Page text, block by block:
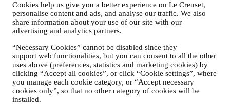
Cookies help us give you a better experience on Le Creuset,
personalise content and ads, and analyse our traffic. We also
share information about your use of our site with our
advertising and analytics partners.
“Necessary Cookies” cannot be disabled since they
support web functionalities, but you can consent to all the other
uses above (preferences, statistics and marketing cookies) by
clicking “Accept all cookies”, or click “Cookie settings”, where
you manage each cookie category, or “Accept necessary
cookies only”, so that no other category of cookies will be
installed.
soit complètement traitée.
C’est vous qui contrôlez vos données
N'oubliez pas que vous avez le contrôle de vos données et que vous
pouvez gérer vos préférences à tout moment. Nous vous
garantissons de ne jamais transmettre vos données à des
organisations tierces à des fins marketing sans votre autorisation.
Pour toute information ou pour exercer vos droits en matière de
protection de la vie privée, vous pouvez nous envoyer un e-mail à
l'adresse:privacy@lecreuset.compour nous faire part de votre
problème et nous vous répondrons dans les meilleurs délais.
Avis Intégral de Protection des Données de Le Creuset